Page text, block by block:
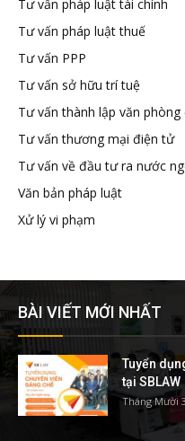
Tư vấn pháp luật tài chính
Tư vấn pháp luật thuế
Tư vấn PPP
Tư vấn sở hữu trí tuệ
Tư vấn thành lập văn phòng
Tư vấn thương mại điện tử
Tư vấn về đầu tư ra nước
Văn bản pháp luật
Xử lý vi phạm
BÀI VIẾT MỚI NHẤT
Tuyển
tại SBLAW
Tháng Mười